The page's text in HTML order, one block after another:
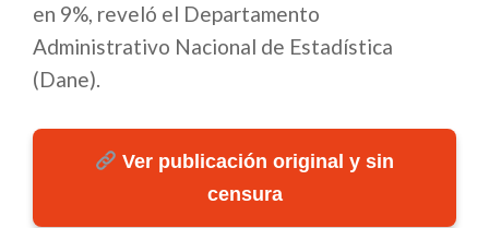
en 9%, reveló el Departamento
Administrativo Nacional de Estadística
(Dane).
Ver publicación original y sin
censura